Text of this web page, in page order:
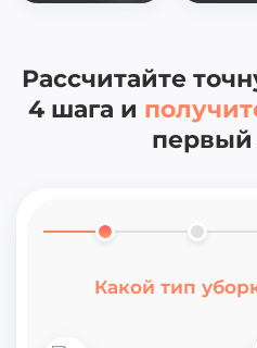
Рассчитайте
4 шага и
первый
Какой тип
Ваша